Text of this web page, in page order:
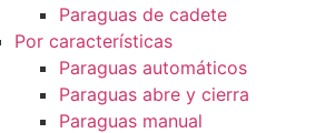
Paraguas de cadete
Por características
Paraguas automáticos
Paraguas abre y cierra
Paraguas manual